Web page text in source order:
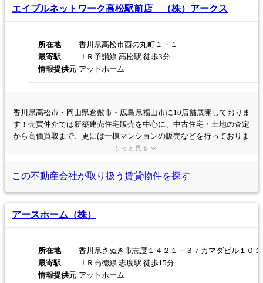
エイブルネットワーク高松駅前店 （株）アークス
所在地
香川県高松市西の丸町１－１
最寄駅
ＪＲ予讃線 高松駅 徒歩3分
情報提供元 アットホーム
香川県高松市・岡山県倉敷市・広島県福山市に10店舗展開しておりま
す！売買仲介では新築建売住宅販売を中心に、中古住宅・土地の査定
から高価買取まで、更には一棟マンションの販売などを行っておりま
す。不動産に関わる事なら何でもお気軽にご相談下さい☆
もっと見る
この不動産会社が取り扱う 賃貸物件を探す
アースホーム（株）
所在地
香川県さぬき市志度１４２１－３７カマダビル１０１
最寄駅
ＪＲ高徳線 志度駅 徒歩15分
情報提供元 アットホーム